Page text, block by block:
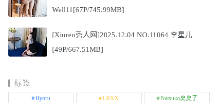
Well11[67P/745.99MB]
[Xiuren秀人网]2025.12.04 NO.11064 李星儿
[49P/667.51MB]
标签
Byoru LRXX Natsuko夏夏子